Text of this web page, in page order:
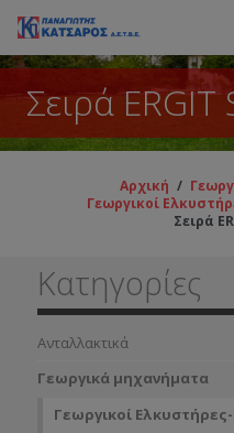
Σειρά ERGIT
Αρχική /
Γεωργικοί
Σειρά
Κατηγορίες
Ανταλλακτικά
Γεωργικά μηχανήματα
Γεωργικοί